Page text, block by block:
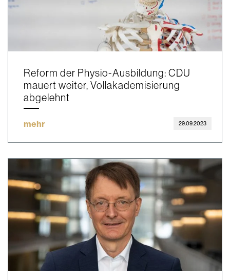
Reform der Physio-Ausbildung: CDU
mauert weiter, Vollakademisierung
abgelehnt
mehr 29.09.2023